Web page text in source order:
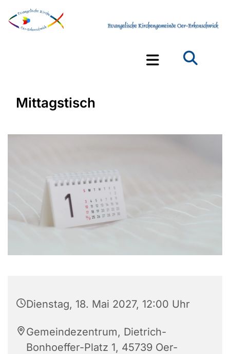
Mittagstisch
Dienstag, 18. Mai 2027, 12:00 Uhr
Gemeindezentrum, Dietrich-
Bonhoeffer-Platz 1, 45739 Oer-